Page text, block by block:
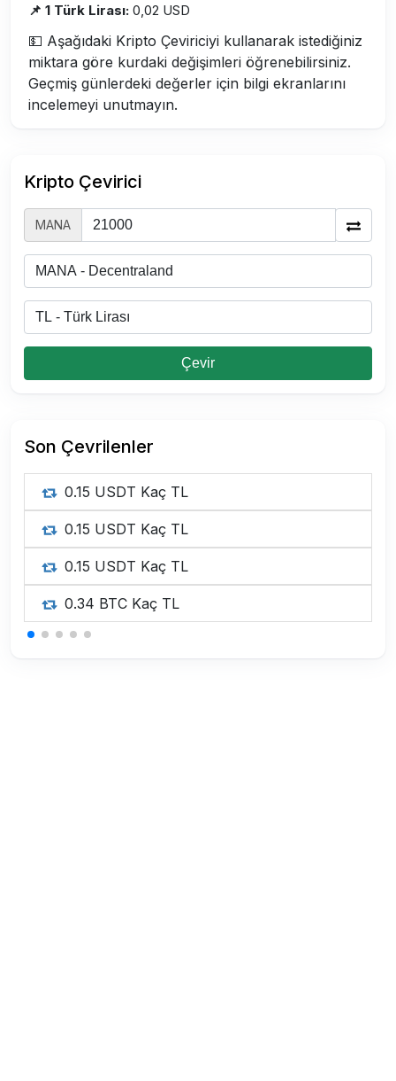
📌 1 Türk Lirası: 0,02 USD
💵 Aşağıdaki Kripto Çeviriciyi kullanarak istediğiniz
miktara göre kurdaki değişimleri öğrenebilirsiniz.
Geçmiş günlerdeki değerler için bilgi ekranlarını
incelemeyi unutmayın.
Kripto Çevirici
MANA
Çevir
Son Çevrilenler
0.15 USDT Kaç TL
0.15 USDT Kaç TL
0.15 USDT Kaç TL
0.34 BTC Kaç TL